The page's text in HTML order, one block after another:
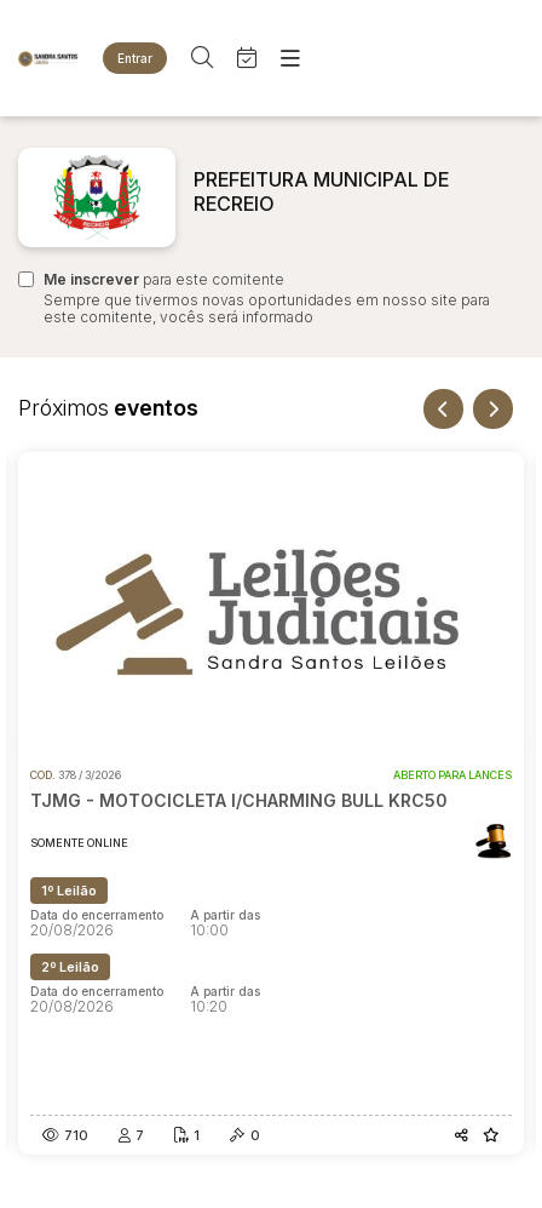
Entrar
Criar conta Entrar
Site
Agenda
Quem Somos
Contato
Busca por categoria
Animais
Terreno
Categoria
Estados Cidade
Pesquisar
Home
Quem Somos
Eventos
PREFEITURA MUNICIPAL DE
RECREIO
Me inscrever para este comitente
Sempre que tivermos novas oportunidades em nosso site para
este comitente, vocês será informado
Próximos eventos
COD. 378 / 3/2026 ABERTO PARA LANCES
TJMG - MOTOCICLETA I/CHARMING BULL KRC50
SOMENTE ONLINE
1º Leilão
Data do encerramento
20/08/2026
A partir das
10:00
2º Leilão
Data do encerramento
20/08/2026
A partir das
10:20
710 7 1 0